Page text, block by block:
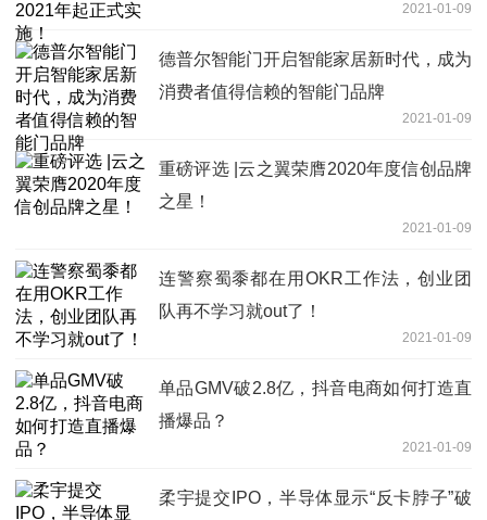
2021-01-09
德普尔智能门开启智能家居新时代，成为
消费者值得信赖的智能门品牌
2021-01-09
重磅评选 |云之翼荣膺2020年度信创品牌
之星！
2021-01-09
连警察蜀黍都在用OKR工作法，创业团
队再不学习就out了！
2021-01-09
单品GMV破2.8亿，抖音电商如何打造直
播爆品？
2021-01-09
柔宇提交IPO，半导体显示“反卡脖子”破